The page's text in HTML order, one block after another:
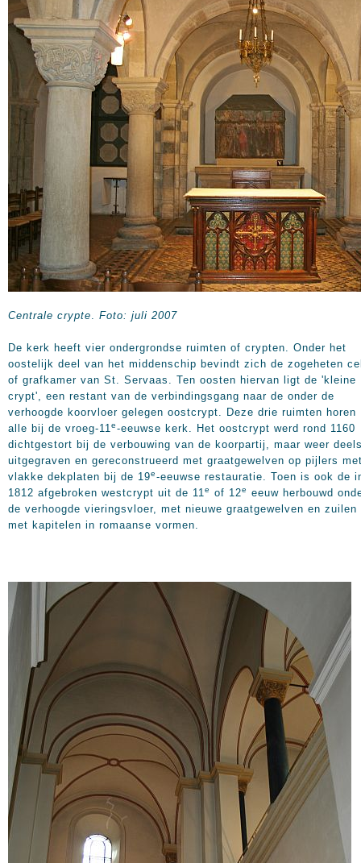
Centrale crypte. Foto: juli 2007
De kerk heeft vier ondergrondse ruimten of crypten. Onder het
oostelijk deel van het middenschip bevindt zich de zogeheten
of grafkamer van St. Servaas. Ten oosten hiervan ligt de 'kleine
crypt', een restant van de verbindingsgang naar de onder de
verhoogde koorvloer gelegen oostcrypt. Deze drie ruimten horen
alle bij de vroeg-11e-eeuwse kerk. Het oostcrypt werd rond 1160
dichtgestort bij de verbouwing van de koorpartij, maar weer
uitgegraven en gereconstrueerd met graatgewelven op pijlers
vlakke dekplaten bij de 19e-eeuwse restauratie. Toen is ook de
1812 afgebroken westcrypt uit de 11e of 12e
eeuw herbouwd
de verhoogde vieringsvloer, met nieuwe graatgewelven en zuilen
met kapitelen in romaanse vormen.